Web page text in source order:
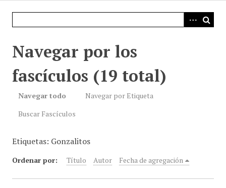
Navegar por los
fascículos (19 total)
Navegar todo
Navegar por Etiqueta
Buscar Fascículos
Etiquetas: Gonzalitos
Ordenar por: Título Autor Fecha de agregación